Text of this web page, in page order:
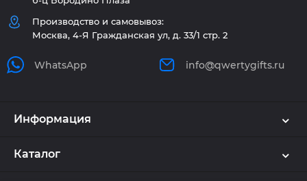
Производство и самовывоз:
Москва, 4-Я Гражданская ул, д. 33/1 стр. 2
WhatsApp info@qwertygifts.ru
Информация
Каталог